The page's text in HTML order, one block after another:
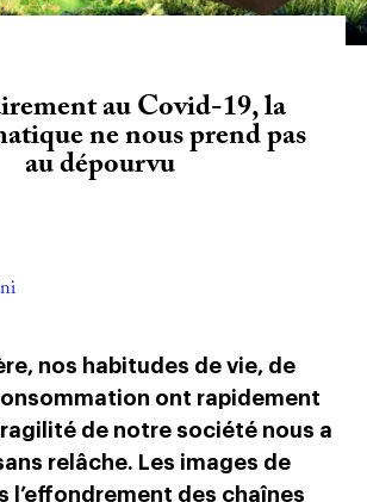
au Covid-19, la
ne nous prend pas
au dépourvu
nos habitudes de vie, de
ont rapidement
de notre société nous a
relâche. Les images de
l’effondrement des chaînes